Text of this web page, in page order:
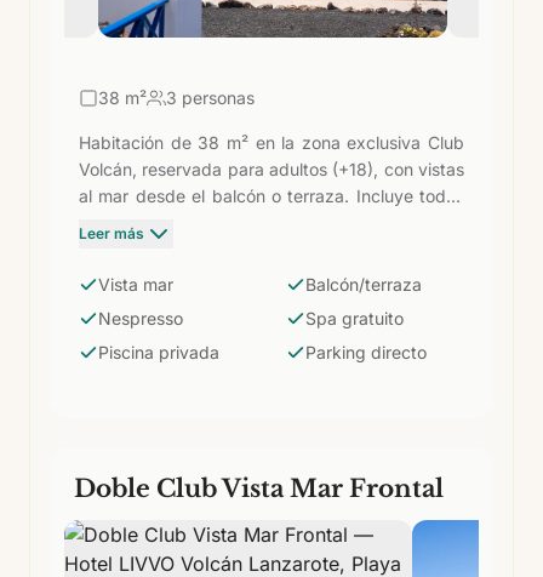
38 m² 3 personas
Habitación de 38 m² en la zona exclusiva Club
Volcán, reservada para adultos (+18), con vistas
al mar desde el balcón o terraza. Incluye todos
los privilegios Club: cafetera Nespresso, acceso
con servicio de camarero, desayuno exclusivo
mixology por las tardes, camas balinesas,
solárium con vistas, parking privado y −10% en
Leer más
Vista mar
Balcón/terraza
Nespresso
Spa gratuito
Piscina privada
Parking directo
Doble Club Vista Mar Frontal